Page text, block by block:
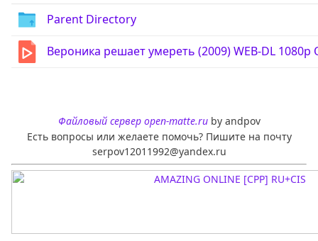
Parent Directory
Вероника решает умереть (2009) WEB-DL 1080p
Файловый сервер open-matte.ruby andpov
Есть вопросы или желаете помочь? Пишите на почту
serpov12011992@yandex.ru